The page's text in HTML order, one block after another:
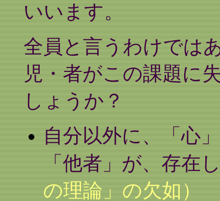
いいます。
全員と言うわけでは
児・者がこの課題に
しょうか？
自分以外に、「心
「他者」が、存
の理論」の欠如）